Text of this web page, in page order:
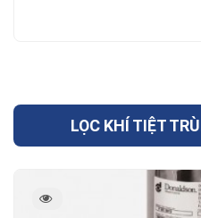
LỌC KHÍ TIỆT